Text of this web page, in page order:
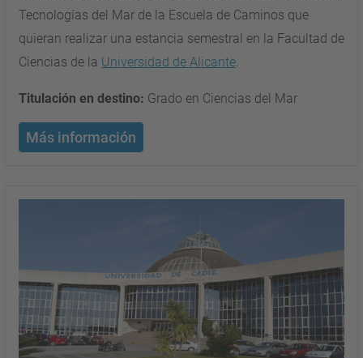
Tecnologías del Mar de la Escuela de Caminos que
quieran realizar una estancia semestral en la Facultad de
Ciencias de la Universidad de Alicante.
Titulación en destino: Grado en Ciencias del Mar
Más información